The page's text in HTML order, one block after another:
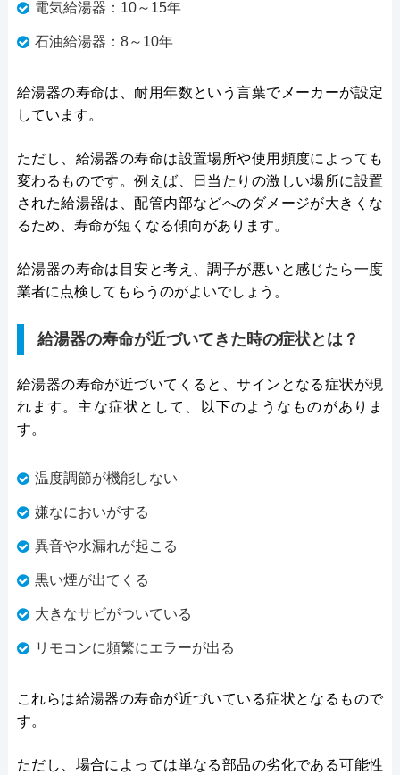
電気給湯器：10～15年
石油給湯器：8～10年
給湯器の寿命は、耐用年数という言葉でメーカーが設定
しています。
ただし、給湯器の寿命は設置場所や使用頻度によっても
変わるものです。例えば、日当たりの激しい場所に設置
された給湯器は、配管内部などへのダメージが大きくな
るため、寿命が短くなる傾向があります。
給湯器の寿命は目安と考え、調子が悪いと感じたら一度
業者に点検してもらうのがよいでしょう。
給湯器の寿命が近づいてきた時の症状とは？
給湯器の寿命が近づいてくると、サインとなる症状が現
れます。主な症状として、以下のようなものがありま
す。
温度調節が機能しない
嫌なにおいがする
異音や水漏れが起こる
黒い煙が出てくる
大きなサビがついている
リモコンに頻繁にエラーが出る
これらは給湯器の寿命が近づいている症状となるもので
す。
ただし、場合によっては単なる部品の劣化である可能性